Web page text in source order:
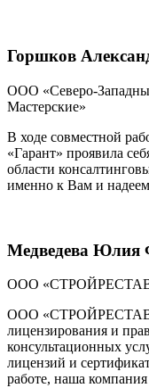
Горшков
ООО «Северо-
Мастерские»
В ходе совместной
«Гарант» проявила
области
именно к Вам и
Медведева Юлия
ООО
ООО
лицензирования и
консультационных
лицензий и
работе, наша